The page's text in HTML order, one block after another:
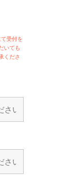
受付を
いても
くださ